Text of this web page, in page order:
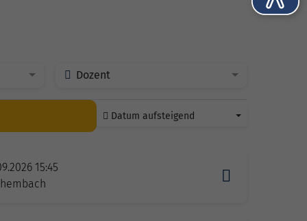
Dozent
Datum aufsteigend
15:45